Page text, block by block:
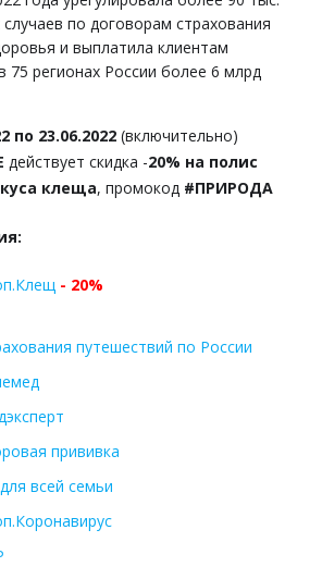
по договорам страхования
и выплатила клиентам
75 регионах России более 6 млрд
по 23.06.2022 (включительно)
действует скидка -20% на полис
клеща, промокод #ПРИРОДА
- 20%
путешествий по России
прививка
всей семьи